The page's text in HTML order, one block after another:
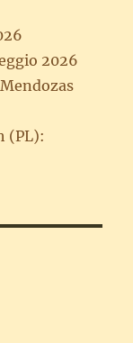
2026
(PL):